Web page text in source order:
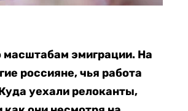
эмиграции. На
россияне, чья работа
уехали релоканты,